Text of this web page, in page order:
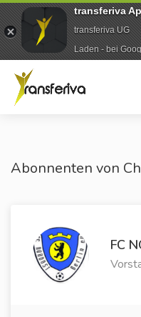
Abonnenten von
FC
transferiva
transferiva UG
Laden - bei